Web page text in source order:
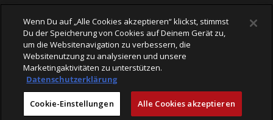
powered by polynorm
Wenn Du auf „Alle Cookies akzeptieren“ klickst, stimmst
Du der Speicherung von Cookies auf Deinem Gerät zu,
um die Websitenavigation zu verbessern, die
Websitenutzung zu analysieren und unsere
Marketingaktivitäten zu unterstützen.
Datenschutzerklärung
Cookie-Einstellungen Alle Cookies akzeptieren